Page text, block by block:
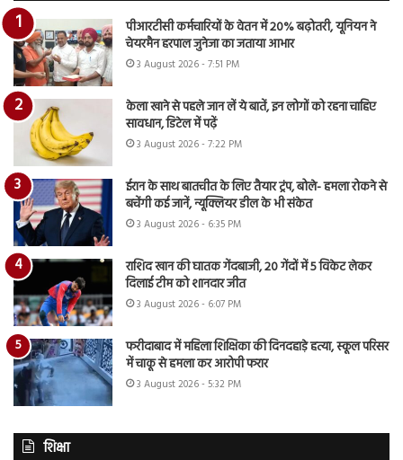
पीआरटीसी कर्मचारियों के वेतन में 20% बढ़ोतरी, यूनियन ने
चेयरमैन हरपाल जुनेजा का जताया आभार
3 August 2026 - 7:51 PM
केला खाने से पहले जान लें ये बातें, इन लोगों को रहना चाहिए
सावधान, डिटेल में पढ़ें
3 August 2026 - 7:22 PM
ईरान के साथ बातचीत के लिए तैयार ट्रंप, बोले- हमला रोकने से
बचेंगी कई जानें, न्यूक्लियर डील के भी संकेत
3 August 2026 - 6:35 PM
राशिद खान की घातक गेंदबाजी, 20 गेंदों में 5 विकेट लेकर
दिलाई टीम को शानदार जीत
3 August 2026 - 6:07 PM
फरीदाबाद में महिला शिक्षिका की दिनदहाड़े हत्या, स्कूल परिसर
में चाकू से हमला कर आरोपी फरार
3 August 2026 - 5:32 PM
शिक्षा